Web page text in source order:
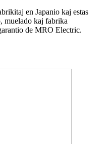
en Japanio kaj estas
muelado kaj fabrika
de MRO Electric.